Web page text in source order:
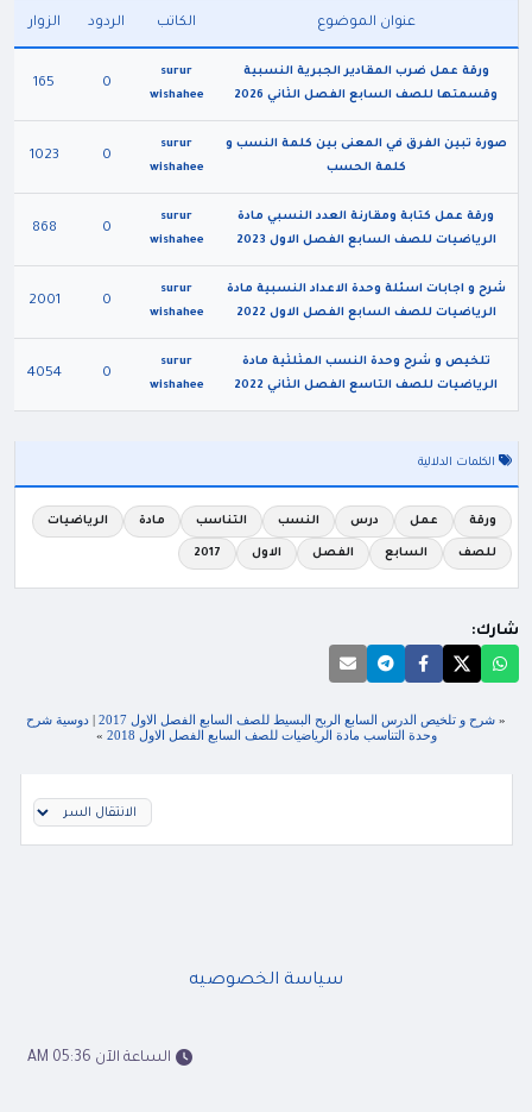
عنوان الموضوع الكاتب الردود الزوار
ورقة عمل ضرب المقادير الجبرية النسبية
وقسمتها للصف السابع الفصل الثاني 2026
surur
wishahee
0
165
صورة تبين الفرق في المعنى بين كلمة النسب و
كلمة الحسب
surur
wishahee
0
1023
ورقة عمل كتابة ومقارنة العدد النسبي مادة
الرياضيات للصف السابع الفصل الاول 2023
surur
wishahee
0
868
شرح و اجابات اسئلة وحدة الاعداد النسبية مادة
الرياضيات للصف السابع الفصل الاول 2022
surur
wishahee
0
2001
تلخيص و شرح وحدة النسب المثلثية مادة
الرياضيات للصف التاسع الفصل الثاني 2022
surur
wishahee
0
4054
الكلمات الدلالية
ورقة عمل درس النسب التناسب مادة الرياضيات
للصف السابع الفصل الاول 2017
شارك:
« شرح و تلخيص الدرس السابع الربح البسيط للصف السابع الفصل الاول 2017 | دوسية شرح
وحدة التناسب مادة الرياضيات للصف السابع الفصل الاول 2018
»
سياسة الخصوصيه
الساعة الآن 05:36 AM